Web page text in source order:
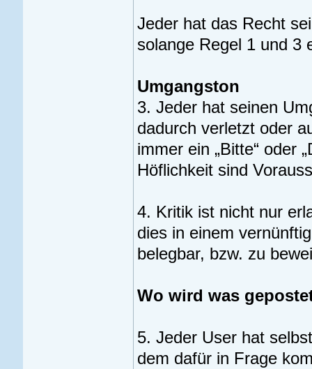
Jeder hat das Recht
solange Regel 1 und 3
Umgangston
3. Jeder hat seinen
dadurch verletzt oder
immer ein „Bitte“ oder
Höflichkeit sind
4. Kritik ist nicht nur
dies in einem
belegbar, bzw. zu
Wo wird was
5. Jeder User hat
dem dafür in Frage